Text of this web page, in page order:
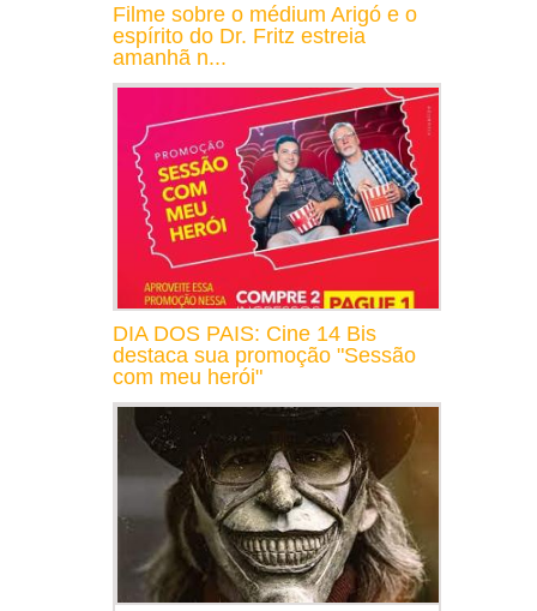
Filme sobre o médium Arigó e o
espírito do Dr. Fritz estreia
amanhã n...
DIA DOS PAIS: Cine 14 Bis
destaca sua promoção "Sessão
com meu herói"